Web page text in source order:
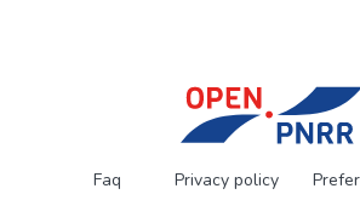
Faq Privacy policy